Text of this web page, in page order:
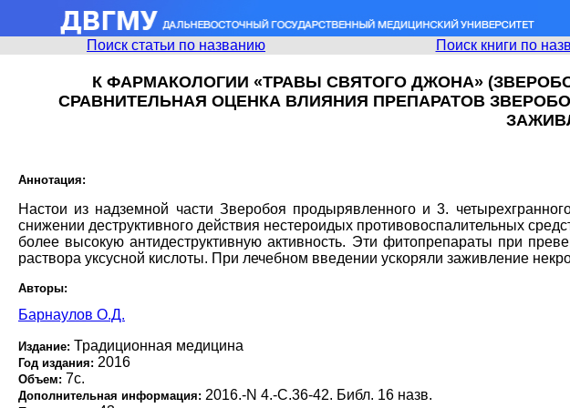
Поиск статьи по названию Поиск книги по
К ФАРМАКОЛОГИИ «ТРАВЫ СВЯТОГО ДЖОНА»
СРАВНИТЕЛЬНАЯ ОЦЕНКА ВЛИЯНИЯ ПРЕПАРАТОВ
Аннотация:
Настои из надземной части Зверобоя продырявленного и 3.
снижении деструктивного действия нестероидых противовоспалительных
более высокую антидеструктивную активность. Эти фитопрепараты при
раствора уксусной кислоты. При лечебном введении ускоряли заживление
Авторы:
Барнаулов О.Д.
Издание: Традиционная медицина
Год издания: 2016
Объем: 7с.
Дополнительная информация: 2016.-N 4.-С.36-42. Библ. 16 назв.